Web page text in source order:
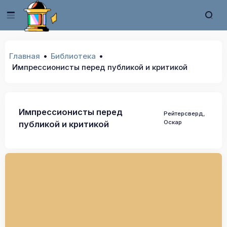
Главная
Библиотека
Импрессионисты перед публикой и критикой
Импрессионисты перед
публикой и критикой
Рейтерсверд,
Оскар